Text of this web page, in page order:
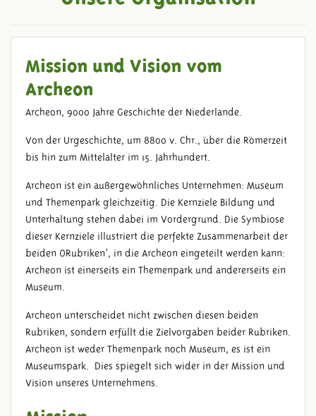
Mission und Vision vom
Archeon
Archeon, 9000 Jahre Geschichte der Niederlande.
Von der Urgeschichte, um 8800 v. Chr., über die Römerzeit
bis hin zum Mittelalter im 15. Jahrhundert.
Archeon ist ein außergewöhnliches Unternehmen: Museum
und Themenpark gleichzeitig. Die Kernziele Bildung und
Unterhaltung stehen dabei im Vordergrund. Die Symbiose
dieser Kernziele illustriert die perfekte Zusammenarbeit der
beiden ‚Rubriken’, in die Archeon eingeteilt werden kann:
Archeon ist einerseits ein Themenpark und andererseits ein
Museum.
Archeon unterscheidet nicht zwischen diesen beiden
Rubriken, sondern erfüllt die Zielvorgaben beider Rubriken.
Archeon ist weder Themenpark noch Museum, es ist ein
Museumspark. Dies spiegelt sich wider in der Mission und
Vision unseres Unternehmens.
Mission